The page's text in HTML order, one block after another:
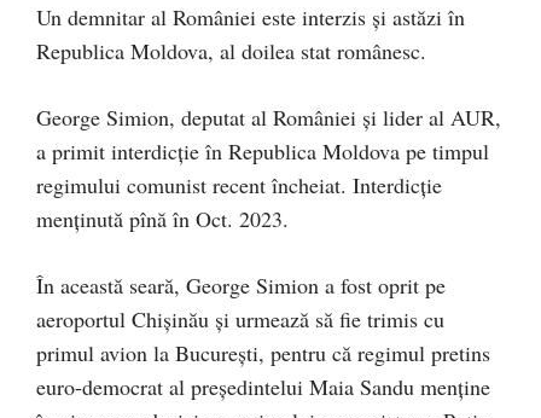
Un demnitar al României este interzis și astăzi în
Republica Moldova, al doilea stat românesc.
George Simion, deputat al României și lider al AUR,
a primit interdicție în Republica Moldova pe timpul
regimului comunist recent încheiat. Interdicție
menținută pînă în Oct. 2023.
În această seară, George Simion a fost oprit pe
aeroportul Chișinău și urmează să fie trimis cu
primul avion la București, pentru că regimul pretins
euro-democrat al președintelui Maia Sandu menține